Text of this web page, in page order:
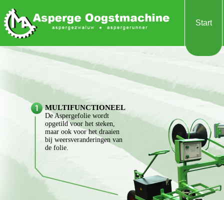
Start
MULTIFUNCTIONEEL
De Aspergefolie wordt
opgetild voor het steken,
maar ook voor het draaien
bij weersveranderingen van
de folie.